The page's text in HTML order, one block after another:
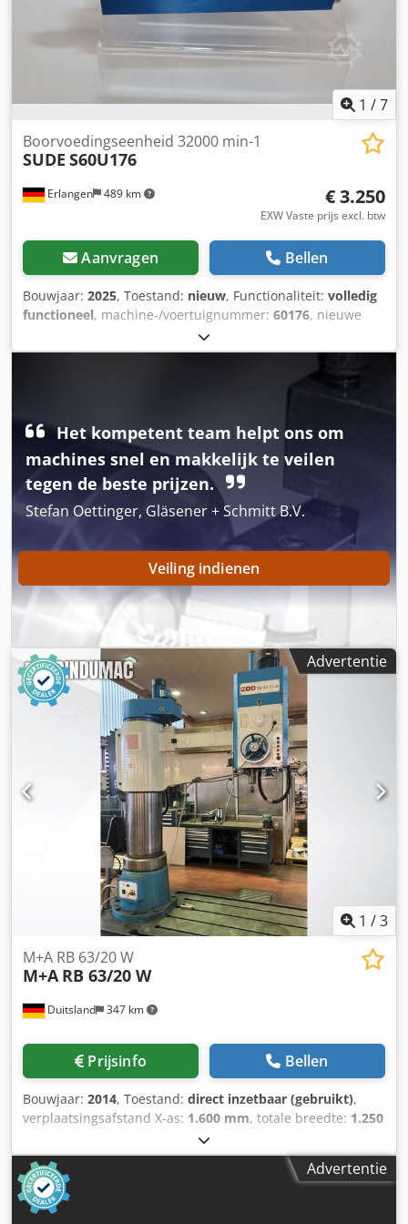
1 /7
Erlangen 489 km
Boorvoedingseenheid 32000 min-1
SUDE S60U176
€ 3.250
EXW Vaste prijs excl. btw
Aanvragen Bellen
Bouwjaar: 2025, Toestand: nieuw, Functionaliteit: volledig
functioneel, machine-/voertuignummer: 60176, nieuwe
pneumatische boorvoedingseenheid met 2 signaalgevers
en hun houders Stationair toerental: 32000 min - 1 Slag: 40
mm Hydraulische rem: 15 mm Motorvermogen: 0,25 kW
Totale lengte: 270 mm Werkdruk: 5,5 bar geoliede
van Ø 3 tot 8 mm Csdpov Tnh Rofx Afwsha De
leveringsomvang omvat 2 signaalgeneratoren (spanning 24
V DC, M8-connector, 05 meter kabel) en houder Andere
uitvoeringen (snelheden, slag, etc.) op aanvraag.
Het kompetent team helpt ons om
machines snel en makkelijk te veilen
tegen de beste prijzen.
Stefan Oettinger, Gläsener + Schmitt B.V.
Veiling indienen
Advertentie
1 /3
Duitsland 347 km
M+A RB 63/20 W
M+A RB 63/20 W
Prijsinfo Bellen
Bouwjaar: 2014, Toestand: direct inzetbaar (gebruikt),
verplaatsingsafstand X-as: 1.600 mm, totale breedte: 1.250
3.437 mm, spil-motorvermogen:
W, productlengte (max.):3.080 mm, spilsnelheid (max.):
1.600 rpm
, Deze 3-assige M+A RB 63/20 W-
boormachine is in 2014 geproduceerd. De machine heeft
een maximale boordiameter van 63 mm in staal en 80 mm
Advertentie